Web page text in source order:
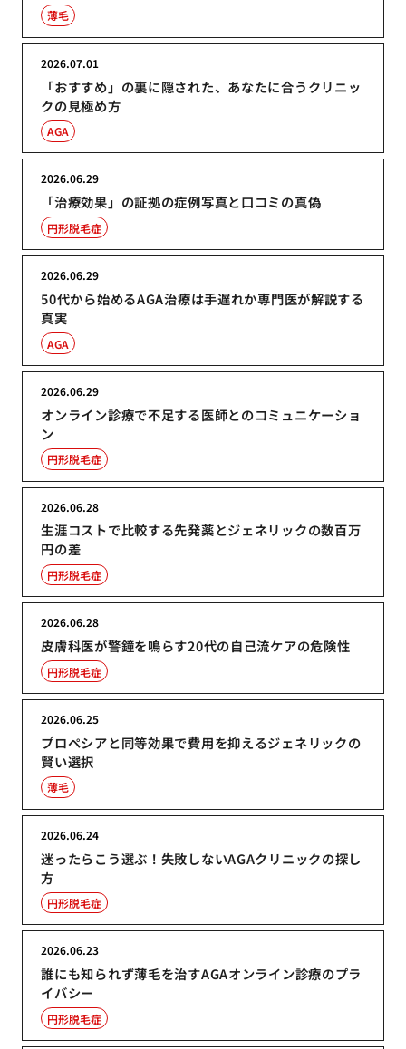
薄毛
「おすすめ」の裏に隠された、あなたに合うクリニッ
クの見極め方
2026.07.01
AGA
「治療効果」の証拠の症例写真と口コミの真偽
2026.06.29
円形脱毛症
50代から始めるAGA治療は手遅れか専門医が解説する
真実
2026.06.29
AGA
オンライン診療で不足する医師とのコミュニケーショ
ン
2026.06.29
円形脱毛症
生涯コストで比較する先発薬とジェネリックの数百万
円の差
2026.06.28
円形脱毛症
皮膚科医が警鐘を鳴らす20代の自己流ケアの危険性
2026.06.28
円形脱毛症
プロペシアと同等効果で費用を抑えるジェネリックの
賢い選択
2026.06.25
薄毛
迷ったらこう選ぶ！失敗しないAGAクリニックの探し
方
2026.06.24
円形脱毛症
誰にも知られず薄毛を治すAGAオンライン診療のプラ
イバシー
2026.06.23
円形脱毛症